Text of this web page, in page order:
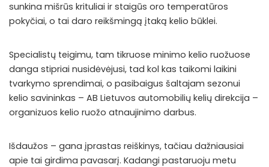
sunkina mišrūs krituliai ir staigūs oro temperatūros
pokyčiai, o tai daro reikšmingą įtaką kelio būklei.
Specialistų teigimu, tam tikruose minimo kelio ruožuose
danga stipriai nusidėvėjusi, tad kol kas taikomi laikini
tvarkymo sprendimai, o pasibaigus šaltajam sezonui
kelio savininkas – AB Lietuvos automobilių kelių direkcija –
organizuos kelio ruožo atnaujinimo darbus.
Išdaužos – gana įprastas reiškinys, tačiau dažniausiai
apie tai girdima pavasarį. Kadangi pastaruoju metu